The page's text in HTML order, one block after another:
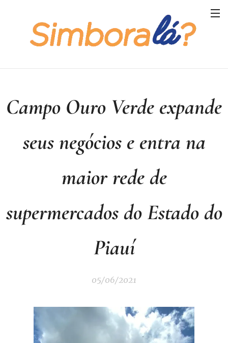
Campo Ouro Verde expande
seus negócios e entra na
maior rede de
supermercados do Estado do
Piauí
05/06/2021